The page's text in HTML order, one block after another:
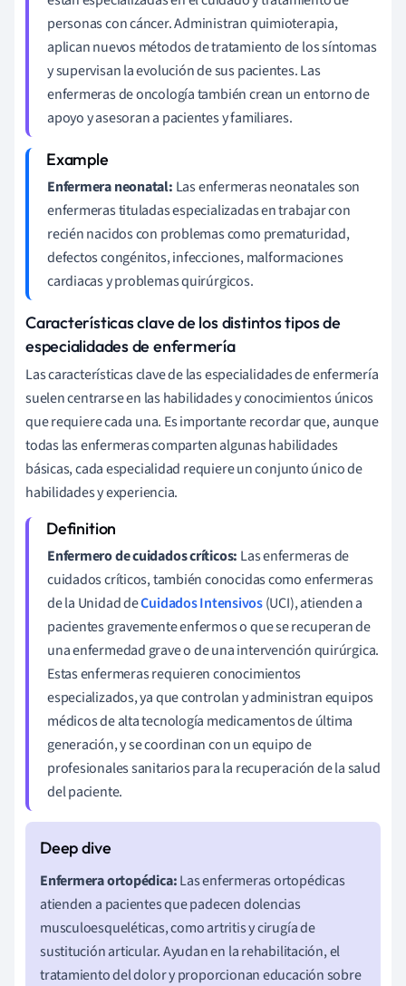
personas con cáncer. Administran quimioterapia,
aplican nuevos métodos de tratamiento de los síntomas
y supervisan la evolución de sus pacientes. Las
enfermeras de oncología también crean un entorno de
apoyo y asesoran a pacientes y familiares.
Enfermera neonatal: Las enfermeras neonatales son
enfermeras tituladas especializadas en trabajar con
recién nacidos con problemas como prematuridad,
defectos congénitos, infecciones, malformaciones
cardiacas y problemas quirúrgicos.
Características clave de los distintos tipos de
especialidades de enfermería
Las características clave de las especialidades de enfermería
suelen centrarse en las habilidades y conocimientos únicos
que requiere cada una. Es importante recordar que, aunque
todas las enfermeras comparten algunas habilidades
básicas, cada especialidad requiere un conjunto único de
habilidades y experiencia.
Enfermero de cuidados críticos: Las enfermeras de
cuidados críticos, también conocidas como enfermeras
de la Unidad deCuidados Intensivos(UCI), atienden a
pacientes gravemente enfermos o que se recuperan de
una enfermedad grave o de una intervención quirúrgica.
Estas enfermeras requieren conocimientos
especializados, ya que controlan y administran equipos
médicos de alta tecnología medicamentos de última
generación, y se coordinan con un equipo de
profesionales sanitarios para la recuperación de la salud
del paciente.
Enfermera ortopédica:Las enfermeras ortopédicas
atienden a pacientes que padecen dolencias
musculoesqueléticas, como artritis y cirugía de
sustitución articular. Ayudan en la rehabilitación, el
tratamiento del dolor y proporcionan educación sobre